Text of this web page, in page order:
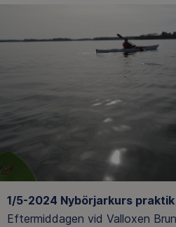
1/5-2024 Nybörjarkurs praktik
Eftermiddagen vid Valloxen